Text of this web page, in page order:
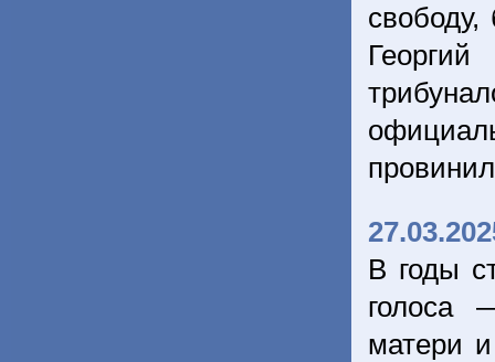
В годы
голоса
матери